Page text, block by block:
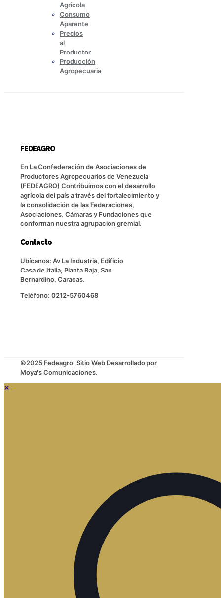
Agricola
Consumo
Aparente
Precios
al
Productor
Producción
Agropecuaria
FEDEAGRO
En La Confederación de Asociaciones de
Productores Agropecuarios de Venezuela
(FEDEAGRO) Contribuimos con el desarrollo
agrícola del país a través del fortalecimiento y
la consolidación de las Federaciones,
Asociaciones, Cámaras y Fundaciones que
conforman nuestra agrupacion gremial.
Contacto
Ubícanos: Av La Industria, Edificio
Casa de Italia, Planta Baja, San
Bernardino, Caracas.
Teléfono: 0212-5760468
©2025 Fedeagro. Sitio Web Desarrollado por
Moya's Comunicaciones.
✕